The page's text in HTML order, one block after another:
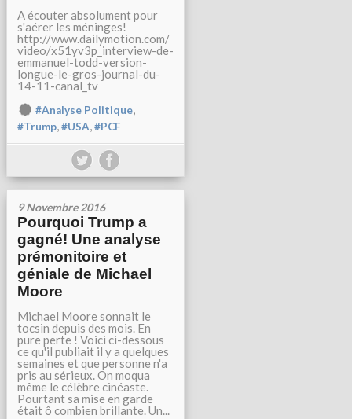
A écouter absolument pour
s'aérer les méninges!
http://www.dailymotion.com/
video/x51yv3p_interview-de-
emmanuel-todd-version-
longue-le-gros-journal-du-
14-11-canal_tv
#Analyse Politique,
#Trump,#USA,#PCF
9 Novembre 2016
Pourquoi Trump a
gagné! Une analyse
prémonitoire et
géniale de Michael
Moore
Michael Moore sonnait le
tocsin depuis des mois. En
pure perte ! Voici ci-dessous
ce qu'il publiait il y a quelques
semaines et que personne n'a
pris au sérieux. On moqua
même le célèbre cinéaste.
Pourtant sa mise en garde
était ô combien brillante. Un...